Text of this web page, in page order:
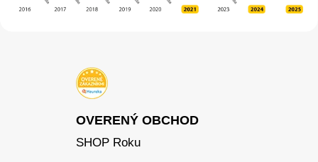
OVERENÝ OBCHOD
SHOP Roku